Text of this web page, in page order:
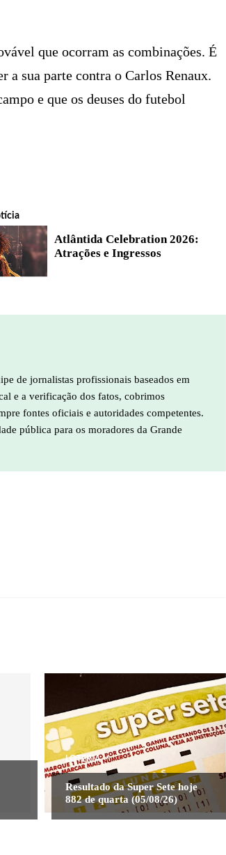
que ocorram as combinações. É
sua parte contra o Carlos Renaux.
e que os deuses do futebol
Atlântida Celebration 2026:
Atrações e Ingressos
de jornalistas profissionais baseados em
e a verificação dos fatos, cobrimos
fontes oficiais e autoridades competentes.
pública para os moradores da Grande
LOTERIA
Resultado da Super Sete hoje
882 de quarta (05/08/26)